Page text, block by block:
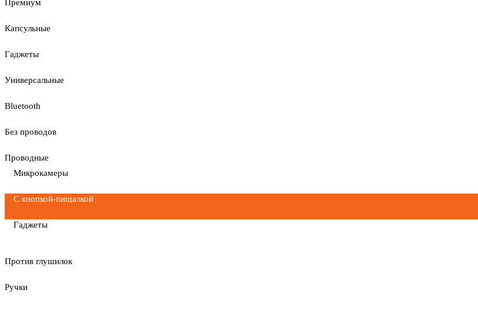
Премиум
Капсульные
Гаджеты
Универсальные
Bluetooth
Без проводов
Проводные
Микрокамеры
С кнопкой-пищалкой
Гаджеты
Против глушилок
Ручки